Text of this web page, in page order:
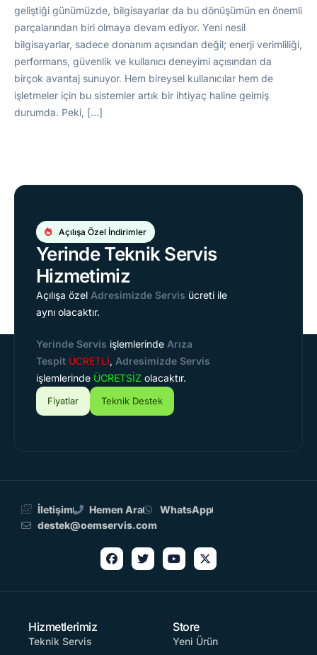
geliştiği günümüzde, bilgisayarlar da bu dönüşümün en önemli
parçalarından biri olmaya devam ediyor. Yeni nesil
bilgisayarlar, sadece donanım açısından değil; enerji verimliliği,
performans, güvenlik ve kullanıcı deneyimi açısından da
birçok avantaj sunuyor. Hem bireysel kullanıcılar hem de
işletmeler için bu sistemler artık bir ihtiyaç haline gelmiş
durumda. Peki, […]
Açılışa Özel İndirimler
Yerinde Teknik Servis
Hizmetimiz
Açılışa özel Adresimizde Servis ücreti ile
aynı olacaktır.
Yerinde Servis işlemlerinde Arıza
Tespit ÜCRETLİ, Adresimizde Servis
işlemlerinde ÜCRETSİZ olacaktır.
Fiyatlar Teknik Destek
İletişim Hemen Ara
WhatsApp
destek@oemservis.com
Hizmetlerimiz
Teknik Servis
Store
Yeni Ürün